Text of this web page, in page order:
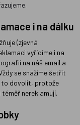
i na dálku
(zjevná
vyřídíme i na
na náš email a
se snažíme šetřit
to dovolit, protože
nereklamují.